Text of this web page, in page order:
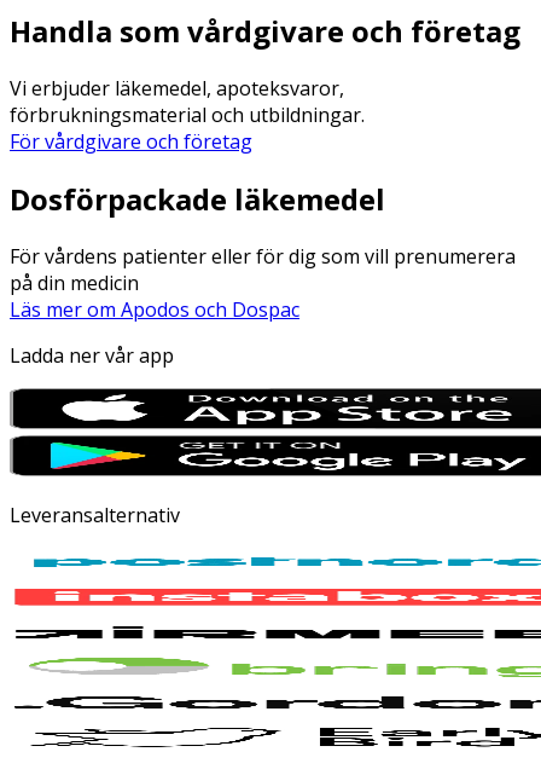
Handla som vårdgivare och företag
Vi erbjuder läkemedel, apoteksvaror,
förbrukningsmaterial och utbildningar.
För vårdgivare och företag
Dosförpackade läkemedel
För vårdens patienter eller för dig som vill prenumerera
på din medicin
Läs mer om Apodos och Dospac
Ladda ner vår app
Leveransalternativ